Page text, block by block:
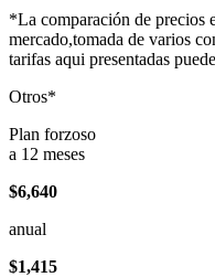
*La comparación de precios
mercado,tomada de varios
tarifas aqui presentadas
Otros*
Plan forzoso
a 12 meses
$6,640
anual
$1,415